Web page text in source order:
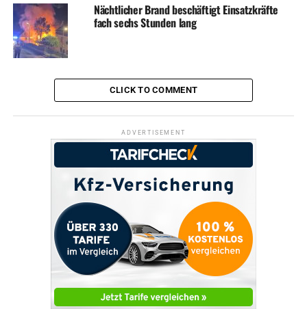
Nächtlicher Brand beschäftigt Einsatzkräfte
fach sechs Stunden lang
CLICK TO COMMENT
ADVERTISEMENT